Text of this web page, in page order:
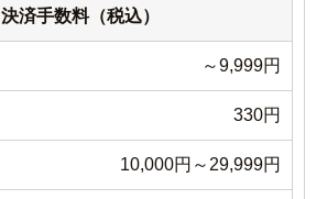
決済手数料（税込）
～9,999円
330円
10,000円～29,999円